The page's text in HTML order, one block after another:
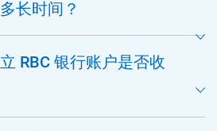
长时间？
RBC 银行账户是否收